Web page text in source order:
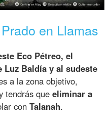
en Llamas
Eco Pétreo, el
Luz Baldía y al sudeste
a la zona objetivo,
tendrás queeliminar a
conTalanah.